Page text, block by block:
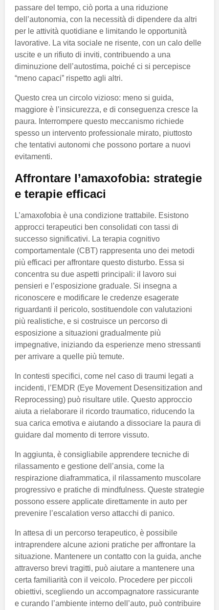
passare del tempo, ciò porta a una riduzione
dell’autonomia, con la necessità di dipendere da altri
per le attività quotidiane e limitando le opportunità
lavorative. La vita sociale ne risente, con un calo delle
uscite e un rifiuto di inviti, contribuendo a una
diminuzione dell’autostima, poiché ci si percepisce
“meno capaci” rispetto agli altri.
Questo crea un circolo vizioso: meno si guida,
maggiore è l’insicurezza, e di conseguenza cresce la
paura. Interrompere questo meccanismo richiede
spesso un intervento professionale mirato, piuttosto
che tentativi autonomi che possono portare a nuovi
evitamenti.
Affrontare l’amaxofobia: strategie
e terapie efficaci
L’amaxofobia è una condizione trattabile. Esistono
approcci terapeutici ben consolidati con tassi di
successo significativi. La terapia cognitivo
comportamentale (CBT) rappresenta uno dei metodi
più efficaci per affrontare questo disturbo. Essa si
concentra su due aspetti principali: il lavoro sui
pensieri e l’esposizione graduale. Si insegna a
riconoscere e modificare le credenze esagerate
riguardanti il pericolo, sostituendole con valutazioni
più realistiche, e si costruisce un percorso di
esposizione a situazioni gradualmente più
impegnative, iniziando da esperienze meno stressanti
per arrivare a quelle più temute.
In contesti specifici, come nel caso di traumi legati a
incidenti, l’EMDR (Eye Movement Desensitization and
Reprocessing) può risultare utile. Questo approccio
aiuta a rielaborare il ricordo traumatico, riducendo la
sua carica emotiva e aiutando a dissociare la paura di
guidare dal momento di terrore vissuto.
In aggiunta, è consigliabile apprendere tecniche di
rilassamento e gestione dell’ansia, come la
respirazione diaframmatica, il rilassamento muscolare
progressivo e pratiche di mindfulness. Queste strategie
possono essere applicate direttamente in auto per
prevenire l’escalation verso attacchi di panico.
In attesa di un percorso terapeutico, è possibile
intraprendere alcune azioni pratiche per affrontare la
situazione. Mantenere un contatto con la guida, anche
attraverso brevi tragitti, può aiutare a mantenere una
certa familiarità con il veicolo. Procedere per piccoli
obiettivi, scegliendo un accompagnatore rassicurante
e curando l’ambiente interno dell’auto, può contribuire